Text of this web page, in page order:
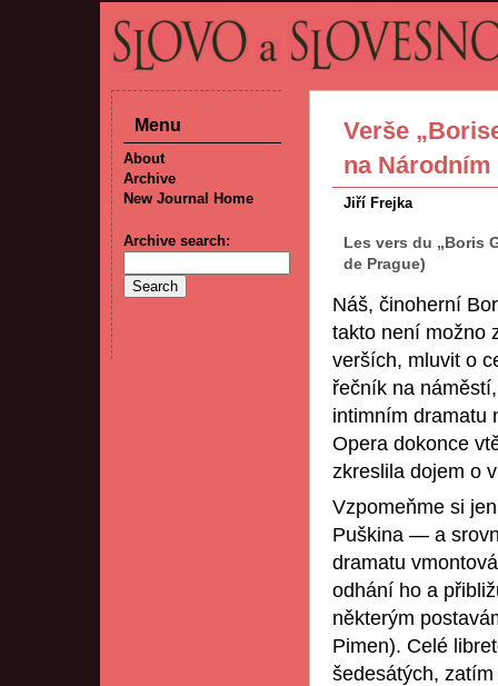
Verše
na
Jiří Frejka
Les vers du „Boris
de Prague)
Náš, činoherní
takto není možno
verších, mluvit o
řečník na
intimním dramatu
Opera dokonce
zkreslila dojem o
Vzpomeňme si
Puškina — a
dramatu
odhání ho a
některým
Pimen). Celé
šedesátých,
Menu
About
Archive
New Journal Home
Archive search: